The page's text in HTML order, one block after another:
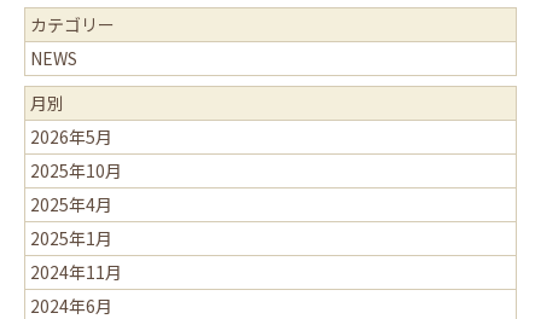
カテゴリー
NEWS
月別
2026年5月
2025年10月
2025年4月
2025年1月
2024年11月
2024年6月